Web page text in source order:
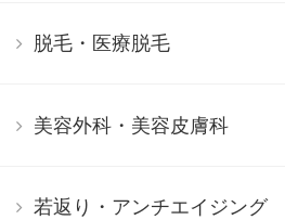
脱毛・医療脱毛
美容外科・美容皮膚科
若返り・アンチエイジング